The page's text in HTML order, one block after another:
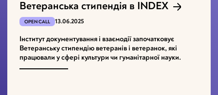
Ветеранська стипендія в INDEX
OPEN CALL 13.06.2025
Інститут документування і взаємодії започатковує
Ветеранську стипендію ветеранів і ветеранок, які
працювали у сфері культури чи гуманітарної науки.